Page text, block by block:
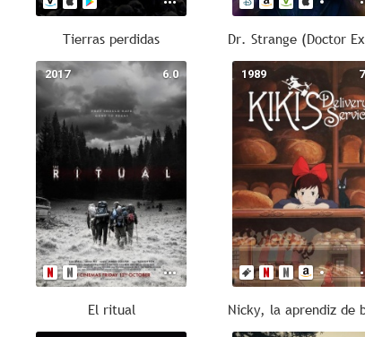
Tierras perdidas
6.0
2017
El ritual
1989